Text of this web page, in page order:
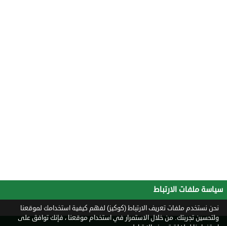
سياسة ملفات الارتباط
نحن نستخدم ملفات تعريف الارتباط (كوكيز) لفهم كيفية استخدامك لموقعنا
ولتحسين تجربتك. من خلال الاستمرار في استخدام موقعنا ، فإنك توافق على